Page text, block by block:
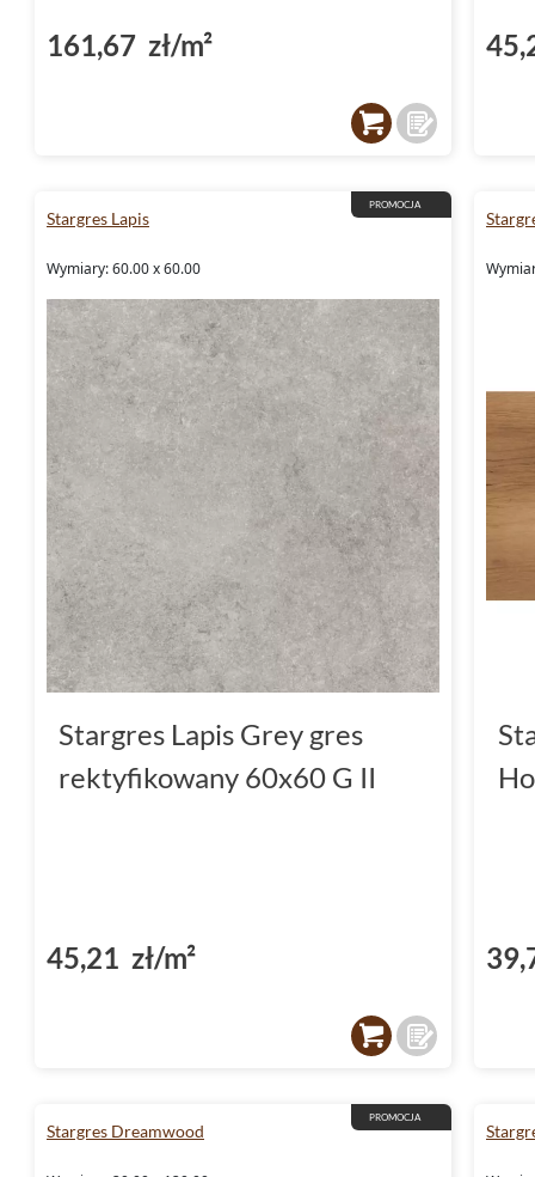
161,67 zł/m²
PROMOCJA
Stargres Lapis
Wymiary: 60.00 x 60.00
Stargres Lapis Grey gres
rektyfikowany 60x60 G II
45,21 zł/m²
PROMOCJA
Stargres Dreamwood